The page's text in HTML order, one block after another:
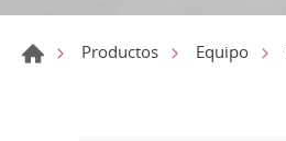
Productos Equipo